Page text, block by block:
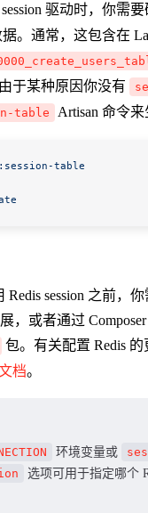
session 驱动时，你需
据。通常，这包含在
于某种原因你没有
table Artisan 命令来
table
Redis session 之前，
，或者通过
包。有关配置 Redis
档。
环境变量或
选项可用于指定哪个